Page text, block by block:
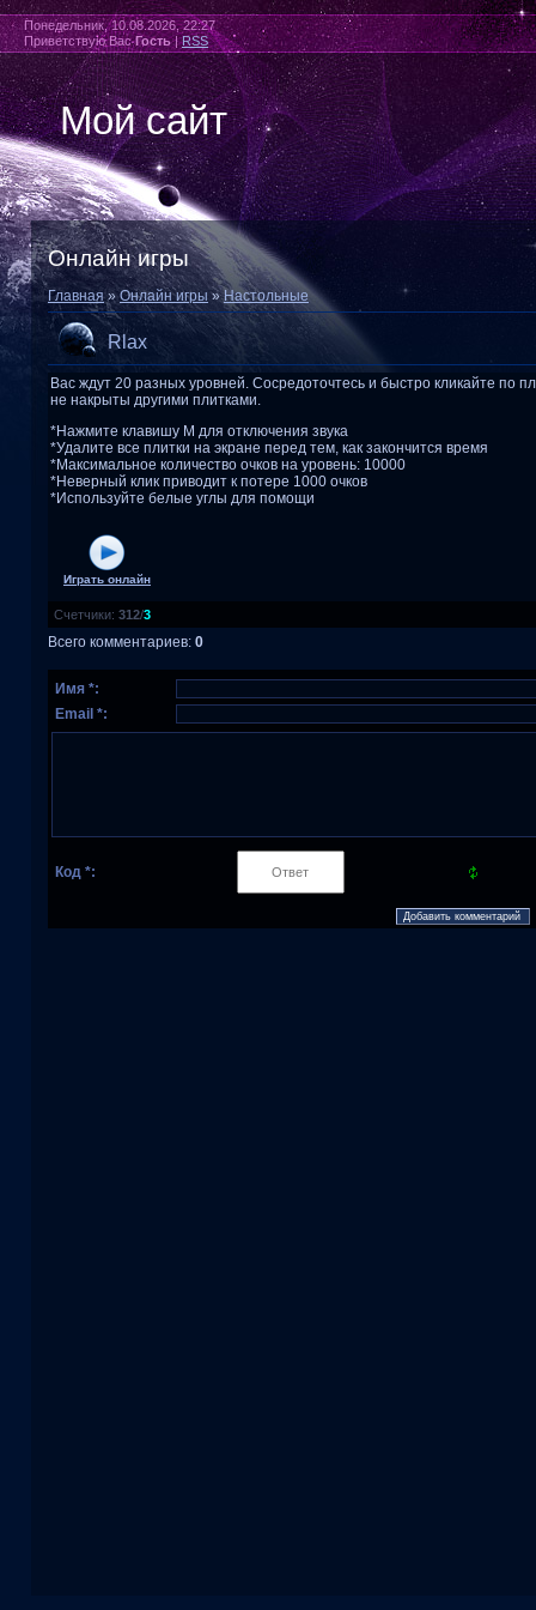
Понедельник, 10.08.2026, 22:27
Приветствую Вас Гость|RSS
Мой сайт
Онлайн игры
Главная »Онлайн игры »Настольные
Rlax
Вас ждут 20 разных уровней. Сосредоточтесь и быстро кликайте по
не накрыты другими плитками.
*Нажмите клавишу M для отключения звука
*Удалите все плитки на экране перед тем, как закончится время
*Максимальное количество очков на уровень: 10000
*Неверный клик приводит к потере 1000 очков
*Используйте белые углы для помощи
Играть онлайн
Счетчики: 312/3
Всего комментариев: 0
Имя *:
Email *:
Код *: